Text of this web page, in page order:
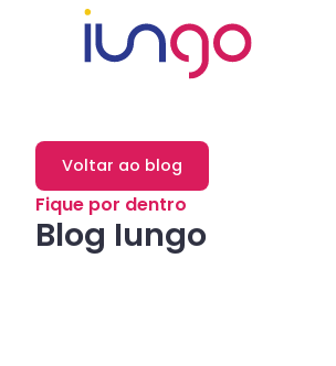
Fique por dentro
Blog Iungo
Voltar ao blog